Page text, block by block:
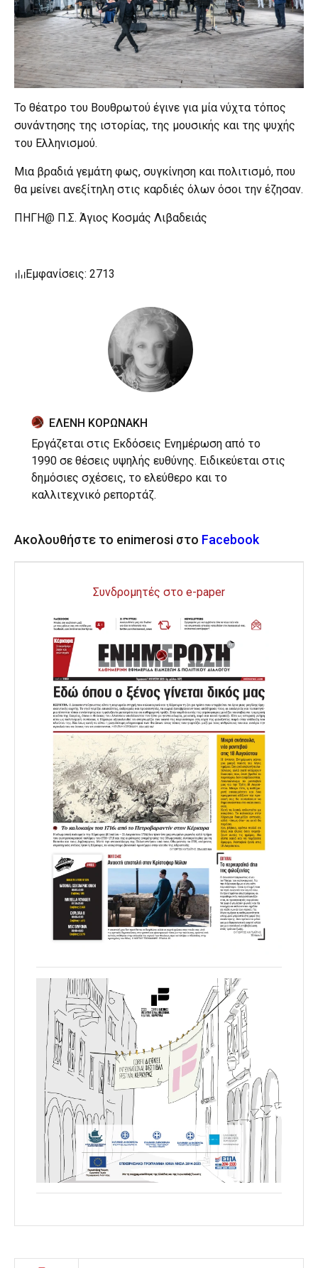
Το θέατρο του Βουθρωτού έγινε για μία νύχτα τόπος
συνάντησης της ιστορίας, της μουσικής και της ψυχής
του Ελληνισμού.
Μια βραδιά γεμάτη φως, συγκίνηση και πολιτισμό, που
θα μείνει ανεξίτηλη στις καρδιές όλων όσοι την έζησαν.
ΠΗΓΗ@ Π.Σ. Άγιος Κοσμάς Λιβαδειάς
Εμφανίσεις: 2713
ΕΛΕΝΗ ΚΟΡΩΝΑΚΗ
Εργάζεται στις Εκδόσεις Ενημέρωση από το
1990 σε θέσεις υψηλής ευθύνης. Ειδικεύεται στις
δημόσιες σχέσεις, το ελεύθερο και το
καλλιτεχνικό ρεπορτάζ.
Ακολουθήστε το enimerosi στο Facebook
Συνδρομητές στο e-paper